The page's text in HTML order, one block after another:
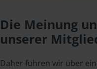
Die Meinung
unserer
Daher führen wir über